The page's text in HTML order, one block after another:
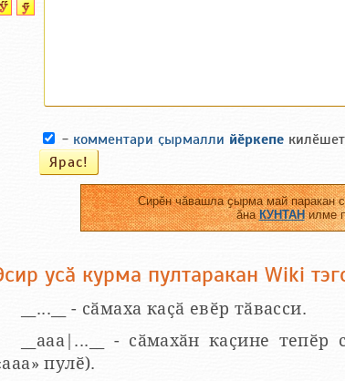
- комментари ҫырмалли йӗркепе
Сирӗн чӑвашла ҫырма май паракан
ӑнаКУНТАНилме
усӑ курма пултаракан Wiki
__...__ - сӑмаха каҫӑ евӗр тӑвасси.
__aaa|...__ - сӑмахӑн каҫине
пулӗ).